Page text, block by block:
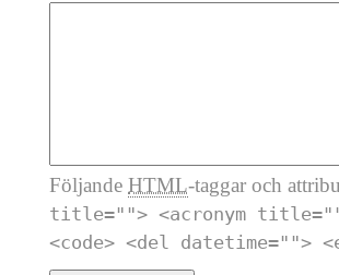
Följande HTML-taggar och
title=""> <acronym
<code> <del datetime="">